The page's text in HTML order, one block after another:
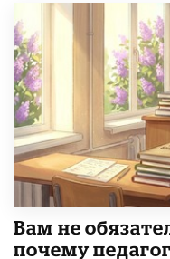
​Вам не
почему